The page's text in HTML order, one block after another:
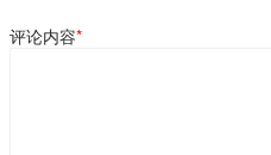
评论内容*